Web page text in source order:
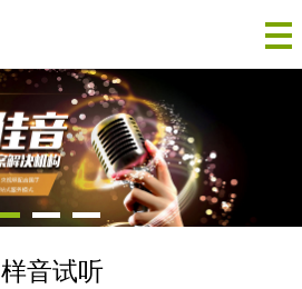
样音试听